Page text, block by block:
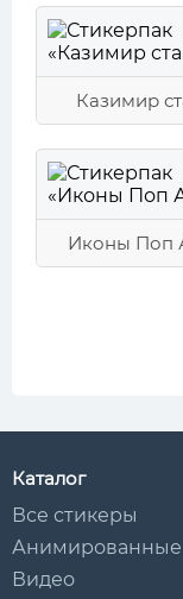
Казимир
Иконы Поп
Каталог
Все стикеры
Анимированные
Видео